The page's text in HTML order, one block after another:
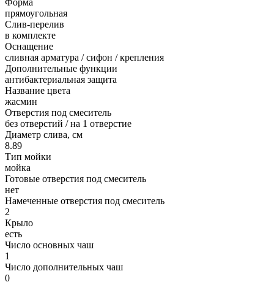
прямоугольная
Слив-перелив
в комплекте
Оснащение
сливная арматура / сифон / крепления
Дополнительные функции
антибактериальная защита
Название цвета
жасмин
Отверстия под смеситель
без отверстий / на 1 отверстие
Диаметр слива, см
8.89
Тип мойки
мойка
Готовые отверстия под смеситель
нет
Намеченные отверстия под смеситель
2
Крыло
есть
Число основных чаш
1
Число дополнительных чаш
0